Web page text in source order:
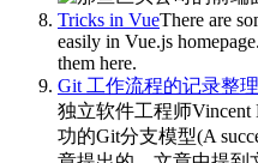
Tricks in VueThere are
easily in Vue.js
them here.
Git 工作流程的记录整理
独立软件工程师Vincent
功的Git分支模型(A